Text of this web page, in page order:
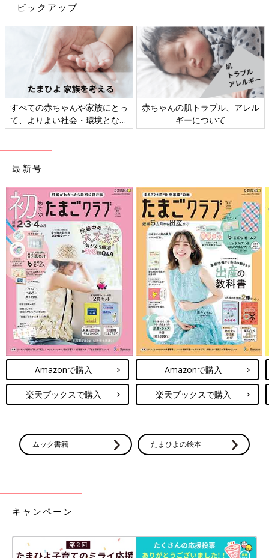
出典：Instagramアカウント「uu__0902」
reikaさんは、こちらのパンツを購入。合わせやすくて大活躍す
る！と、買って良かったそうですよ。リラックス感とスタイリッ
シュさのバランスが絶妙♪ 動きやすさとデザイン性を両立した、
優秀パンツですね。
どれも可愛すぎて欲しくなる！人気キャラクター
「エスターバニー」とのコラボアイテム
出典：Instagramアカウント「yanaaaparu」
アイテムを購入。最近はまっているそうで、発売日にゲットした
んだそう！Tシャツのほかにもキャップやバッグなど、ファンに
ピックアップ
すべての赤ちゃんや家族にとっ
て、よりよい社会・環境となる
ことをめざしてさまざまな課題
赤ちゃんの肌トラブル、アレル
ギーについて
最新号
Amazonで購入
楽天ブックスで購入
Amazonで購入
楽天ブックスで購入
ムック書籍 たまひよの絵本
キャンペーン